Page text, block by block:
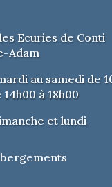
Ecuries de Conti
Adam
au samedi de
à 18h00
et lundi